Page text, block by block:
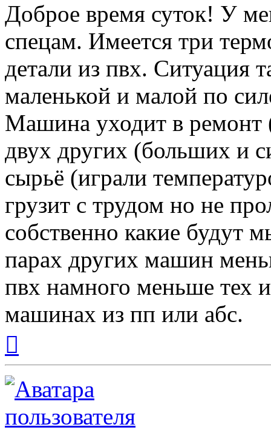
Доброе время суток! У
спецам. Имеется три
детали из пвх. Ситуация
маленькой и малой по
Машина уходит в ремонт
двух других (больших и
сырьё (играли
грузит с трудом но не
собственно какие будут
парах других машин
пвх намного меньше тех
машинах из пп или абс.
началу